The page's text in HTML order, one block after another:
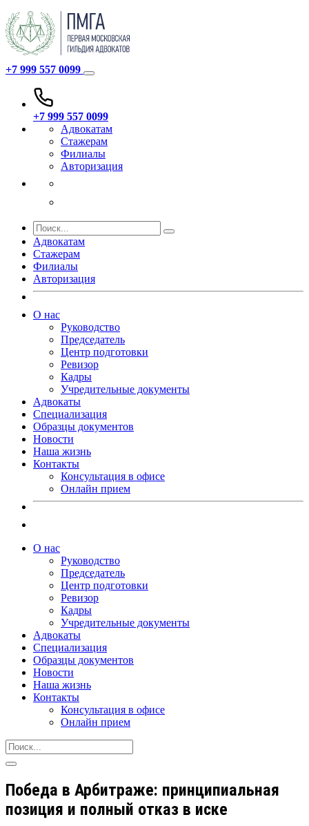
+7 999 557 0099
+7 999 557 0099
Адвокатам
Стажерам
Филиалы
Авторизация
Адвокатам
Стажерам
Филиалы
Авторизация
О нас
Руководство
Председатель
Центр подготовки
Ревизор
Кадры
Учредительные документы
Адвокаты
Специализация
Образцы документов
Новости
Наша жизнь
Контакты
Консультация в офисе
Онлайн прием
О нас
Руководство
Председатель
Центр подготовки
Ревизор
Кадры
Учредительные документы
Адвокаты
Специализация
Образцы документов
Новости
Наша жизнь
Контакты
Консультация в офисе
Онлайн прием
Победа в Арбитраже: принципиальная
позиция и полный отказ в иске